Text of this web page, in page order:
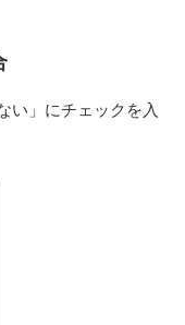
い」にチェックを入